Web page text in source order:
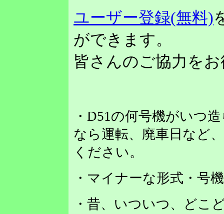
ユーザー登録(無料)
ができます。
皆さんのご協力を
・D51の何号機がいつ
なら運転、廃車日など
ください。
・マイナーな形式・号
・昔、いついつ、どこ